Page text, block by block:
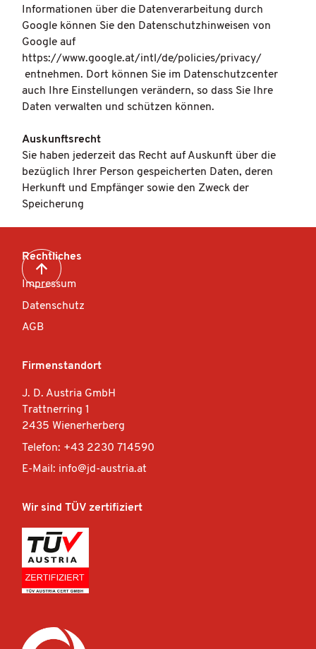
Informationen über die Datenverarbeitung durch
Google können Sie den Datenschutzhinweisen von
Google auf
https://www.google.at/intl/de/policies/privacy/
entnehmen. Dort können Sie im Datenschutzcenter
auch Ihre Einstellungen verändern, so dass Sie Ihre
Daten verwalten und schützen können.
Auskunftsrecht
Sie haben jederzeit das Recht auf Auskunft über die
bezüglich Ihrer Person gespeicherten Daten, deren
Herkunft und Empfänger sowie den Zweck der
Speicherung
Wir sind TÜV zertifiziert
Rechtliches
Impressum
Datenschutz
AGB
Firmenstandort
J. D. Austria GmbH
Trattnerring 1
2435 Wienerherberg
Telefon: +43 2230 714590
E-Mail: info@jd-austria.at